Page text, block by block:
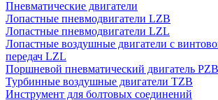
Пневматические двигатели
Лопастные пневмодвигатели LZB
Лопастные пневмодвигатели LZL
Лопастные воздушные двигатели с
передач LZL
Поршневой пневматический двигатель PZB
Турбинные воздушные двигатели TZB
Инструмент для болтовых соединений